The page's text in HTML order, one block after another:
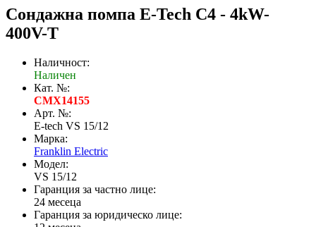
Сондажна помпа E-Tech C4 - 4kW-
400V-Т
Наличност:
Наличен
Кат. №:
CMX14155
Арт. №:
E-tech VS 15/12
Марка:
Franklin Electric
Модел:
VS 15/12
Гаранция за частно лице:
24 месеца
Гаранция за юридическо лице: